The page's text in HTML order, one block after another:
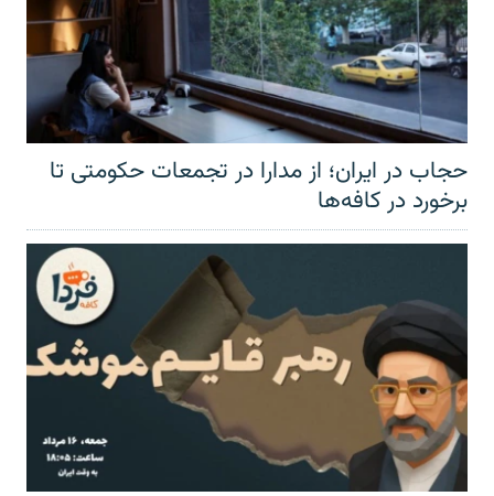
حجاب در ایران؛ از مدارا در تجمعات حکومتی تا
برخورد در کافه‌ها